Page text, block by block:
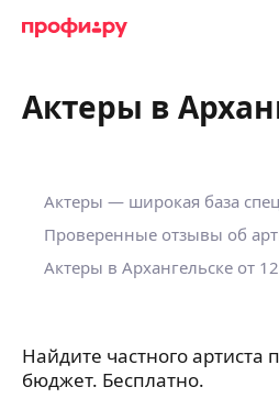
Актеры в
Актеры — широкая база
Проверенные отзывы об
Актеры в Архангельске от
Найдите частного артиста
бюджет. Бесплатно.